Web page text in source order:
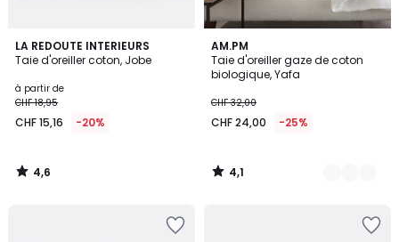
LA REDOUTE INTERIEURS
Taie d'oreiller coton, Jobe
à partir de
CHF 18,95
CHF 15,16 -20%
4,6
/ 5
4,6
/
AM.PM
Taie d'oreiller gaze de coton
biologique, Yafa
CHF 32,00
CHF 24,00 -25%
4,1
/ 5
20
Couleurs
4,1
/